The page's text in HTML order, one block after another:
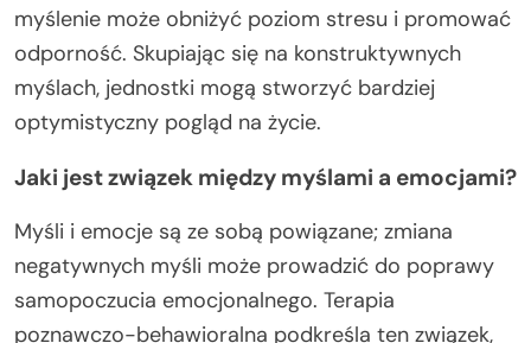
myślenie może obniżyć poziom stresu i promować
odporność. Skupiając się na konstruktywnych
myślach, jednostki mogą stworzyć bardziej
optymistyczny pogląd na życie.
Jaki jest związek między myślami a emocjami?
Myśli i emocje są ze sobą powiązane; zmiana
negatywnych myśli może prowadzić do poprawy
samopoczucia emocjonalnego. Terapia
poznawczo-behawioralna podkreśla ten związek,